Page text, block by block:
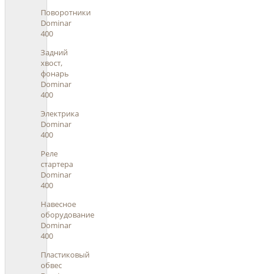
Поворотники
Dominar
400
Задний
хвост,
фонарь
Dominar
400
Электрика
Dominar
400
Реле
стартера
Dominar
400
Навесное
оборудование
Dominar
400
Пластиковый
обвес